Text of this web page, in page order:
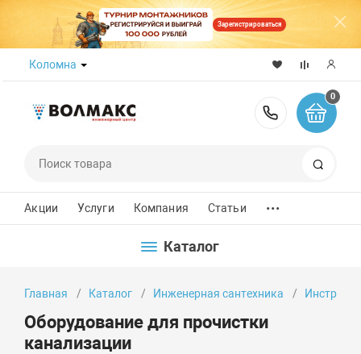
Зарегистрироваться
Коломна
8 (800)
0
Акции Услуги Компания Статьи ...
Каталог
Главная Каталог Инженерная сантехника
Оборудование для прочистки
канализации